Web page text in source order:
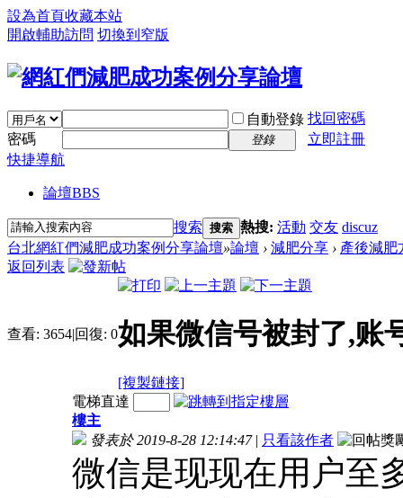
設為首頁收藏本站
開啟輔助訪問 切換到窄版
自動登錄 找回密碼
密碼
登錄
立即註冊
快捷導航
論壇BBS
搜索 搜索 熱搜: 活動 交友 discuz
台北網紅們減肥成功案例分享論壇»論壇 › 減肥分享 › 產後減肥
返回列表
查看: 3654|回復: 0如果微信号被封了,账
[複製鏈接]
電梯直達
樓主
發表於 2019-8-28 12:14:47 | 只看該作者
微信是现现在用户至